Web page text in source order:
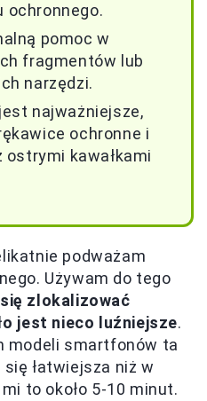
ochronnego.
pomoc w
fragmentów lub
narzędzi.
najważniejsze,
ochronne i
kawałkami
podważam
Używam do tego
zlokalizować
jest nieco luźniejsze.
modeli smartfonów ta
łatwiejsza niż w
to około 5-10 minut.